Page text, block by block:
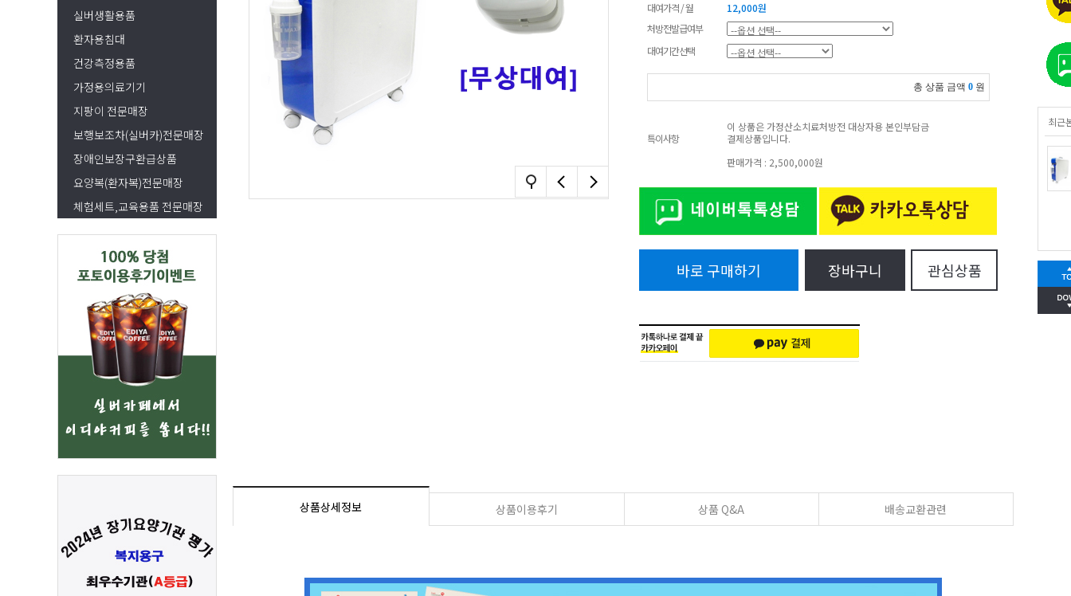
최근
실버생활용품
환자용침대
건강측정용품
가정용의료기기
지팡이 전문매장
보행보조차(실버카)전문매장
장애인보장구환급상품
요양복(환자복)전문매장
체험세트,교육용품 전문매장
대여가격 / 월
12,000원
처방전발급여부
대여기간선택
총 상품 금액 0 원
특이사항
이 상품은 가정산소치료처방전 대상자용 본인부담금
결제상품입니다.
판매가격 : 2,500,000원
바로 구매하기 장바구니 관심상품
상품상세정보 상품이용후기 상품 Q&A 배송교환관련